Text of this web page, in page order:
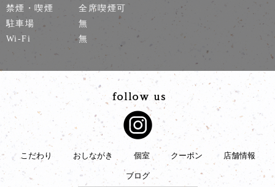
禁煙・喫煙
全席喫煙可
駐車場
無
Wi-Fi
無
こだわり おしながき 個室 クーポン 店舗情報
ブログ